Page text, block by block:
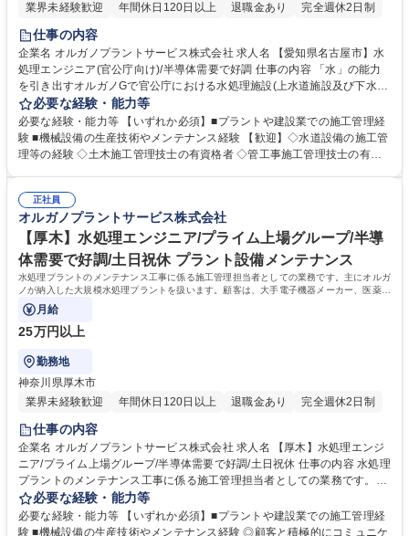
業界未経験歓迎
年間休日120日以上 退職金あり 完全週休2日制
仕事の内容
企業名 オルガノプラントサービス株式会社 求人名 【愛知県名古屋市】水
処理エンジニア(官公庁向け)/半導体需要で好調 仕事の内容 「水」の能力
を引き出すオルガノGで官公庁における水処理施設(上水道施設及び下水道
施設等)のメンテナンス、工事案件における施工管理業務、水処理施設の
効率化や質向上、新施設の企画・提案もお任せします。 高度経済成長期に
普及した全国の多くの上下水道施設が老朽化、更新時期を迎えています。
はじめはこれまでのご経験を踏まえて業務をお任せし、徐々に様々な領域
全/コスト等) ※建物の改変を伴う業務は含まない 募集職種 【愛知県名古
屋市】水処理エンジニア(官公庁向け)/半導体需要で好調
必要な経験・能力等
必要な経験・能力等 【いずれか必須】■プラントや建設業での施工管理経
験 ■機械設備の生産技術やメンテナンス経験 【歓迎】◇水道設備の施工管
理等の経験 ◇土木施工管理技士の有資格者 ◇管工事施工管理技士の有資
導き出せる方を求めています。 ◆高度経済成長期に普及した全国の多くの
上下水道施設が老朽化、更新時期を迎えています。「水」の能力を引き出
すプライム市場上場オルガノグループで、水処理プラントに関する経験を
活かして活躍できます。 学歴・資格 学歴：大学院 大学 高専 短大 専修学
校 高校 語学力： 資格：第一種運転免許普通自動車
正社員
オルガノプラントサービス株式会社
【厚木】水処理エンジニア/プライム上場グループ/半導
体需要で好調/土日祝休 プラント設備メンテナンス
水処理プラントのメンテナンス工事に係る施工管理担当者としての業務です。主にオルガ
ノが納入した大規模水処理プラントを扱います。顧客は、大手電子機器メーカー、医薬品
メーカー、食品メーカー等です。
月給
25万円以上
勤務地
神奈川県厚木市
業界未経験歓迎
年間休日120日以上 退職金あり 完全週休2日制
仕事の内容
企業名 オルガノプラントサービス株式会社 求人名 【厚木】水処理エンジ
ニア/プライム上場グループ/半導体需要で好調/土日祝休 仕事の内容 水処理
プラントのメンテナンス工事に係る施工管理担当者としての業務です。主
にオルガノが納入した大規模水処理プラントを扱います。顧客は、大手電
子機器メーカー、医薬品メーカー、食品メーカー等です。 ◆日本全国の顧
客に迅速な対応を行う為、全国に23ヶ所の出張所を設置。オルガノグルー
必要な経験・能力等
必要な経験・能力等 【いずれか必須】■プラントや建設業での施工管理経
験 ■機械設備の生産技術やメンテナンス経験 ◎顧客と積極的にコミュニケ